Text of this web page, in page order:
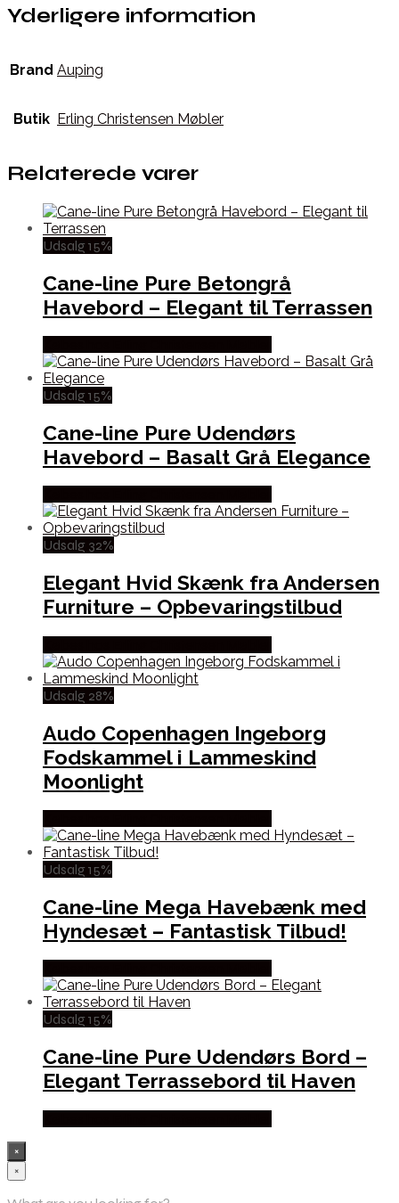
Yderligere information
Brand Auping
Butik Erling Christensen Møbler
Relaterede varer
Udsalg 15%
Cane-line Pure Betongrå
Havebord – Elegant til Terrassen
Udsalg 15%
Cane-line Pure Udendørs
Havebord – Basalt Grå Elegance
Udsalg 32%
Elegant Hvid Skænk fra Andersen
Furniture – Opbevaringstilbud
Udsalg 28%
Audo Copenhagen Ingeborg
Fodskammel i Lammeskind
Moonlight
Udsalg 15%
Cane-line Mega Havebænk med
Hyndesæt – Fantastisk Tilbud!
Udsalg 15%
Cane-line Pure Udendørs Bord –
Elegant Terrassebord til Haven
×
×